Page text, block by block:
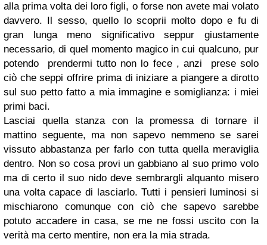
alla prima volta dei loro figli, o forse non avete mai volato
davvero. Il sesso, quello lo scoprii molto dopo e fu di
gran lunga meno significativo seppur giustamente
necessario, di quel momento magico in cui qualcuno, pur
potendo prendermi tutto non lo fece , anzi prese solo
ciò che seppi offrire prima di iniziare a piangere a dirotto
sul suo petto fatto a mia immagine e somiglianza: i miei
primi baci.
Lasciai quella stanza con la promessa di tornare il
mattino seguente, ma non sapevo nemmeno se sarei
vissuto abbastanza per farlo con tutta quella meraviglia
dentro. Non so cosa provi un gabbiano al suo primo volo
ma di certo il suo nido deve sembrargli alquanto misero
una volta capace di lasciarlo. Tutti i pensieri luminosi si
mischiarono comunque con ciò che sapevo sarebbe
potuto accadere in casa, se me ne fossi uscito con la
verità ma certo mentire, non era la mia strada.